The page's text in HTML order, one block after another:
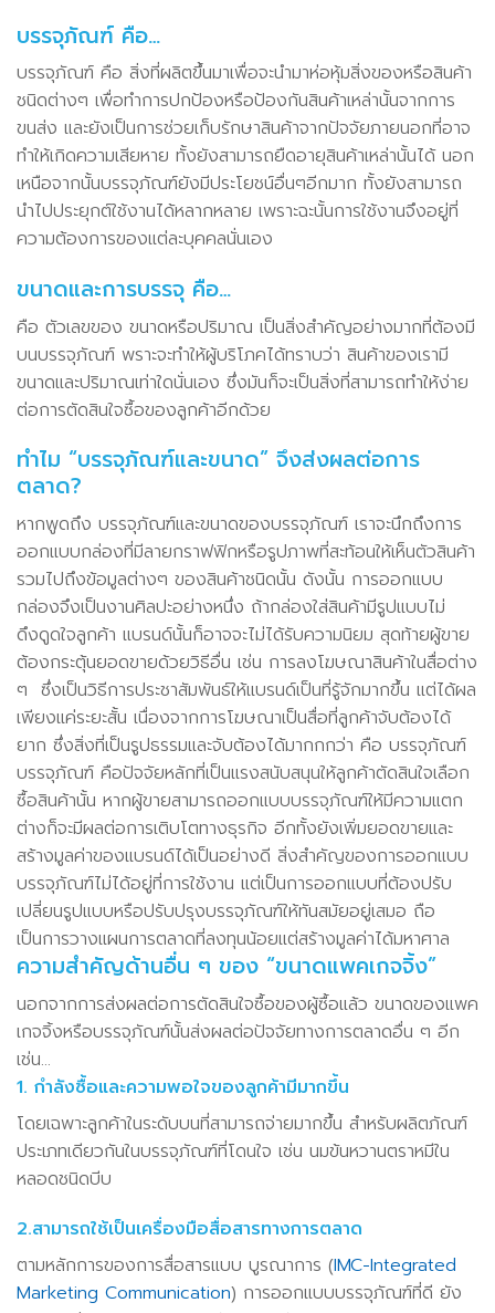
บรรจุภัณฑ์ คือ…
บรรจุภัณฑ์ คือ สิ่งที่ผลิตขึ้นมาเพื่อจะนำมาห่อหุ้มสิ่งของหรือสินค้า
ชนิดต่างๆ เพื่อทำการปกป้องหรือป้องกันสินค้าเหล่านั้นจากการ
ขนส่ง และยังเป็นการช่วยเก็บรักษาสินค้าจากปัจจัยภายนอกที่อาจ
ทำให้เกิดความเสียหาย ทั้งยังสามารถยืดอายุสินค้าเหล่านั้นได้ นอก
เหนือจากนั้นบรรจุภัณฑ์ยังมีประโยชน์อื่นๆอีกมาก ทั้งยังสามารถ
นำไปประยุกต์ใช้งานได้หลากหลาย เพราะฉะนั้นการใช้งานจึงอยู่ที่
ความต้องการของแต่ละบุคคลนั่นเอง
ขนาดและการบรรจุ คือ…
คือ ตัวเลขของ ขนาดหรือปริมาณ เป็นสิ่งสำคัญอย่างมากที่ต้องมี
บนบรรจุภัณฑ์ พราะจะทำให้ผู้บริโภคได้ทราบว่า สินค้าของเรามี
ขนาดและปริมาณเท่าใดนั่นเอง ซึ่งมันก็จะเป็นสิ่งที่สามารถทำให้ง่าย
ต่อการตัดสินใจซื้อของลูกค้าอีกด้วย
ทำไม “บรรจุภัณฑ์และขนาด” จึงส่งผลต่อการ
ตลาด?
หากพูดถึง บรรจุภัณฑ์และขนาดของบรรจุภัณฑ์ เราจะนึกถึงการ
ออกแบบกล่องที่มีลายกราฟฟิกหรือรูปภาพที่สะท้อนให้เห็นตัวสินค้า
รวมไปถึงข้อมูลต่างๆ ของสินค้าชนิดนั้น ดังนั้น การออกแบบ
กล่องจึงเป็นงานศิลปะอย่างหนึ่ง ถ้ากล่องใส่สินค้ามีรูปแบบไม่
ดึงดูดใจลูกค้า แบรนด์นั้นก็อาจจะไม่ได้รับความนิยม สุดท้ายผู้ขาย
ต้องกระตุ้นยอดขายด้วยวิธีอื่น เช่น การลงโฆษณาสินค้าในสื่อต่าง
ๆ ซึ่งเป็นวิธีการประชาสัมพันธ์ให้แบรนด์เป็นที่รู้จักมากขึ้น แต่ได้ผล
เพียงแค่ระยะสั้น เนื่องจากการโฆษณาเป็นสื่อที่ลูกค้าจับต้องได้
ยาก ซึ่งสิ่งที่เป็นรูปธรรมและจับต้องได้มากกกว่า คือ บรรจุภัณฑ์
บรรจุภัณฑ์ คือปัจจัยหลักที่เป็นแรงสนับสนุนให้ลูกค้าตัดสินใจเลือก
ซื้อสินค้านั้น หากผู้ขายสามารถออกแบบบรรจุภัณฑ์ให้มีความแตก
ต่างก็จะมีผลต่อการเติบโตทางธุรกิจ อีกทั้งยังเพิ่มยอดขายและ
สร้างมูลค่าของแบรนด์ได้เป็นอย่างดี สิ่งสำคัญของการออกแบบ
บรรจุภัณฑ์ไม่ได้อยู่ที่การใช้งาน แต่เป็นการออกแบบที่ต้องปรับ
เปลี่ยนรูปแบบหรือปรับปรุงบรรจุภัณฑ์ให้ทันสมัยอยู่เสมอ ถือ
เป็นการวางแผนการตลาดที่ลงทุนน้อยแต่สร้างมูลค่าได้มหาศาล
ความสำคัญด้านอื่น ๆ ของ “ขนาดแพคเกจจิ้ง”
นอกจากการส่งผลต่อการตัดสินใจซื้อของผู้ซื้อแล้ว ขนาดของแพค
เกจจิ้งหรือบรรจุภัณฑ์นั้นส่งผลต่อปัจจัยทางการตลาดอื่น ๆ อีก
เช่น…
1. กำลังซื้อและความพอใจของลูกค้ามีมากขึ้น
โดยเฉพาะลูกค้าในระดับบนที่สามารถจ่ายมากขึ้น สำหรับผลิตภัณฑ์
ประเภทเดียวกันในบรรจุภัณฑ์ที่โดนใจ เช่น นมข้นหวานตราหมีใน
หลอดชนิดบีบ
2.สามารถใช้เป็นเครื่องมือสื่อสารทางการตลาด
ตามหลักการของการสื่อสารแบบ บูรณาการ (IMC-Integrated
Marketing Communication) การออกแบบบรรจุภัณฑ์ที่ดี ยัง